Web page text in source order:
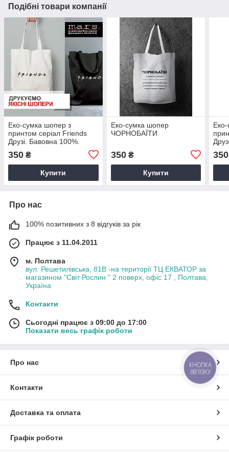
Подібні товари компанії
Еко-сумка шопер з
принтом серіал Friends
Друзі. Бавовна 100%.
350 ₴
Купити
Еко-сумка шопер
ЧОРНОБАЇТИ
350₴
Купити
350
Про нас
100% позитивних з 8 відгуків за рік
Працює з 11.04.2011
м. Полтава
вул. Решетилівська, 81В -на території ТЦ ЕКВАТОР за
магазином "Світ Рослин " 2 поверх, офіс 17 , Полтава,
Україна
Контакти
Сьогодні працює з 09:00 до 17:00
Показати весь графік роботи
Про нас
Контакти
Доставка та оплата
Графік роботи
КНОПКА
ЗВ'ЯЗКУ